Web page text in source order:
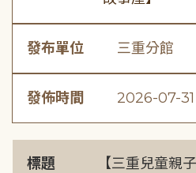
發布單位 三重分館
發佈時間 2026-07-31
標題
【三重兒童親